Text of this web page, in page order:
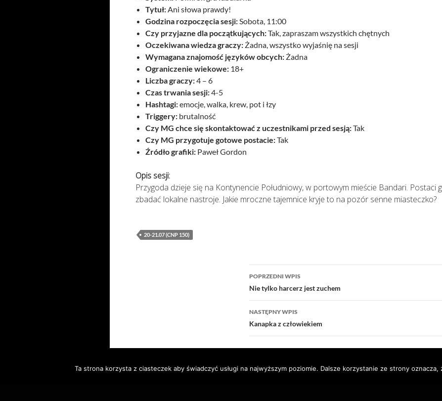
Tytuł:Ani słowa prawdy!
Godzina rozpoczęcia sesji:Sobota, 11:00
Czy przyjazne dla początkujących:Tak, zapraszam wszystkich chętnych
Oczekiwana wiedza graczy:Żadna, wszystko wyjaśnię na sesji
Wymagana znajomość języków obcych:Żadna
Ograniczenie wiekowe:18+
Liczba graczy:4 – 6
Czas trwania sesji:4-5
Hashtagi:emocje, walka, krew, pot i łzy
Triggery:brutalność
Czy MG chce się skontaktować z uczestnikami przed sesją:Tak
Czy MG przygotuje gotowe postacie:Tak
Źródło grafiki:Paweł Gordon
Opis sesji:
Przygoda dzieje się na Kontynencie Południowy, w portowym mieście Bandari. Postaci
zbadać lokalne nastroje. Jakie mroczne tajemnice kryje to na pozór senne miasteczko?
20-21.07 (CNP 150)
Nawigacja
wpisu
POPRZEDNI WPIS
Nie tylko harcerz jest zuchem
NASTĘPNY WPIS
Kanapka z człowiekiem
Ta strona korzysta z ciasteczek aby świadczyć usługi na najwyższym poziomie. Dalsze korzystanie ze strony oznacza,